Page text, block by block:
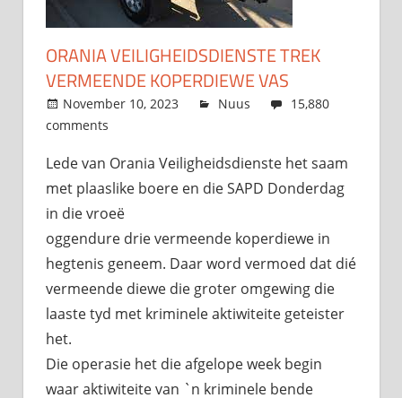
ORANIA VEILIGHEIDSDIENSTE TREK
VERMEENDE KOPERDIEWE VAS
November 10, 2023 admin
Nuus
15,880
comments
Lede van Orania Veiligheidsdienste het saam
met plaaslike boere en die SAPD Donderdag
in die vroeë
oggendure drie vermeende koperdiewe in
hegtenis geneem. Daar word vermoed dat dié
vermeende diewe die groter omgewing die
laaste tyd met kriminele aktiwiteite geteister
het.
Die operasie het die afgelope week begin
waar aktiwiteite van `n kriminele bende